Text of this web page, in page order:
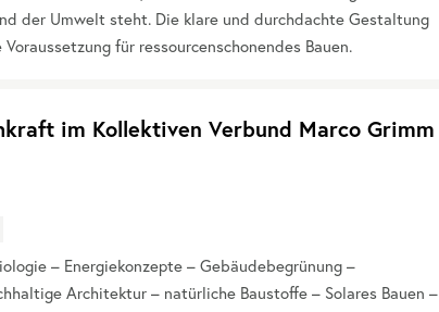
der Umwelt steht. Die klare und durchdachte Gestaltung
für ressourcenschonendes Bauen.
im Kollektiven Verbund Marco Grimm
– Energiekonzepte – Gebäudebegrünung –
Architektur – natürliche Baustoffe – Solares Bauen –